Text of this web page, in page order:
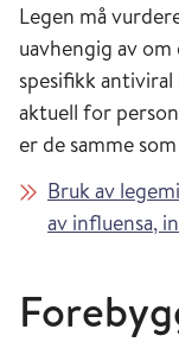
Legen må
uavhengig av
spesifikk
aktuell for
er de samme
Bruk av
av influensa,